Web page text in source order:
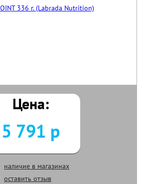
Цена:
5 791 р
наличие в магазинах
оставить отзыв